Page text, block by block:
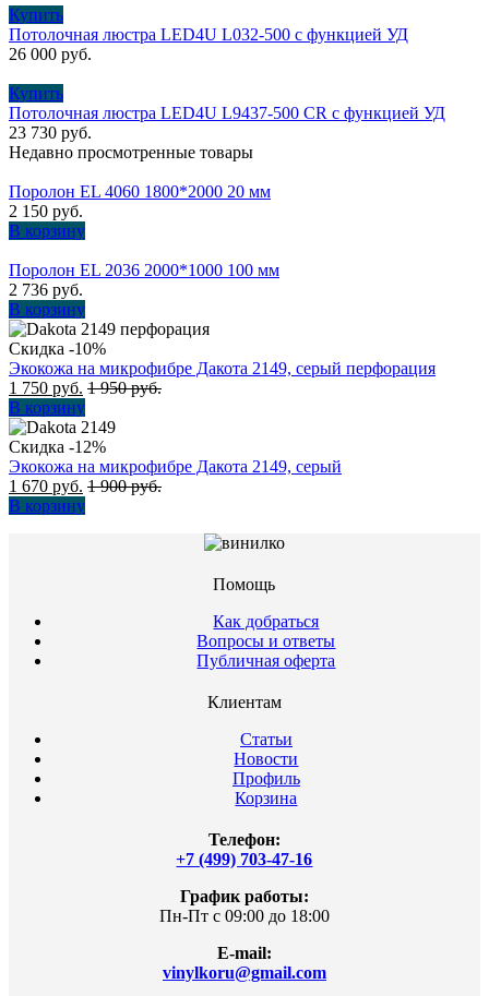
Купить
Потолочная люстра LED4U L032-500 с функцией УД
26 000 руб.
Купить
Потолочная люстра LED4U L9437-500 CR с функцией УД
23 730 руб.
Недавно просмотренные товары
Поролон EL 4060 1800*2000 20 мм
2 150 руб.
В корзину
Поролон EL 2036 2000*1000 100 мм
2 736 руб.
В корзину
Скидка -10%
Экокожа на микрофибре Дакота 2149, серый перфорация
1 750 руб. 1 950руб.
В корзину
Скидка -12%
Экокожа на микрофибре Дакота 2149, серый
1 670 руб. 1 900руб.
В корзину
Помощь
Как добраться
Вопросы и ответы
Публичная оферта
Клиентам
Статьи
Новости
Профиль
Корзина
Телефон:
+7 (499) 703-47-16
График работы:
Пн-Пт с 09:00 до 18:00
E-mail:
vinylkoru@gmail.com